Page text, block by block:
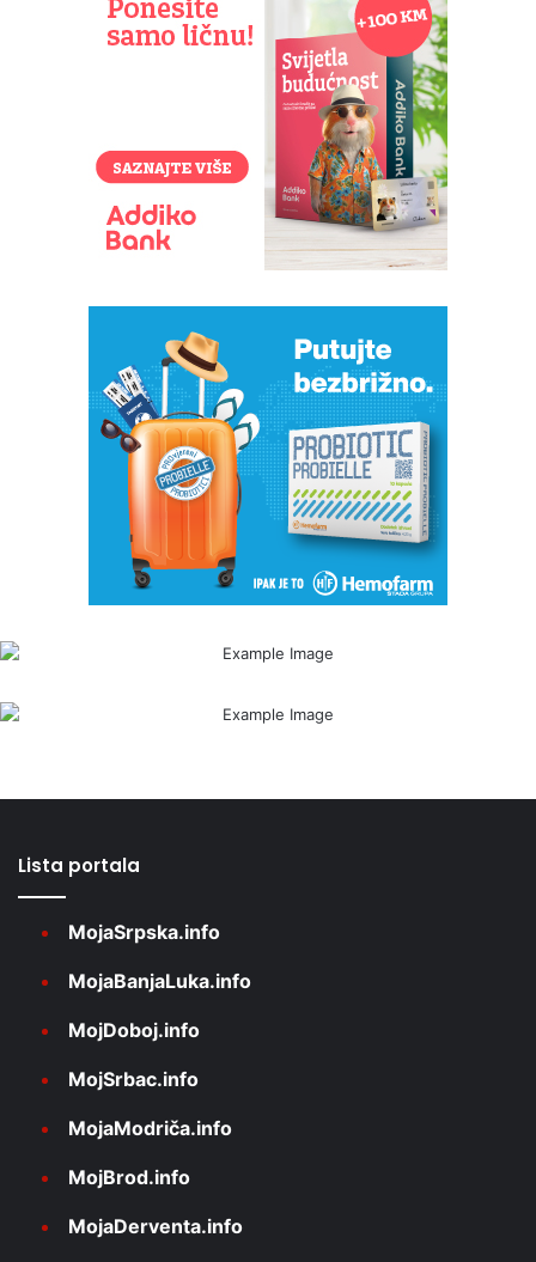
Lista portala
MojaSrpska.info
MojaBanjaLuka.info
MojDoboj.info
MojSrbac.info
MojaModriča.info
MojBrod.info
MojaDerventa.info